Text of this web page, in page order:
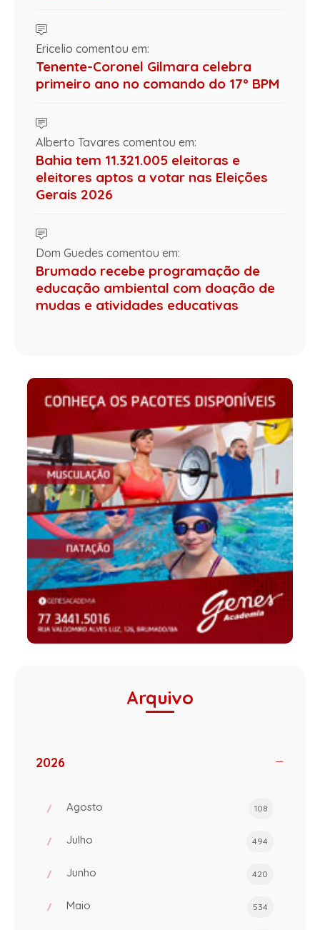
Ericelio comentou em:
Tenente-Coronel Gilmara celebra
primeiro ano no comando do 17º BPM
Alberto Tavares comentou em:
Bahia tem 11.321.005 eleitoras e
eleitores aptos a votar nas Eleições
Gerais 2026
Dom Guedes comentou em:
Brumado recebe programação de
educação ambiental com doação de
mudas e atividades educativas
Arquivo
2026
Agosto 108
Julho 494
Junho 420
Maio 534